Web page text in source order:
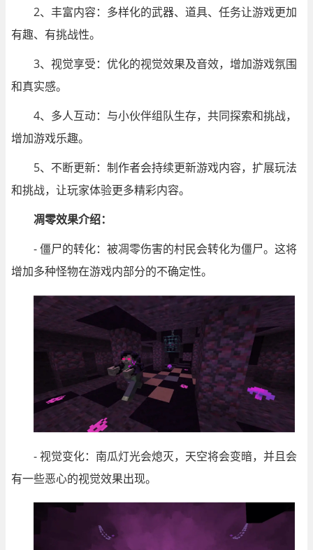
2、丰富内容：多样化的武器、道具、任务让游戏更加
有趣、有挑战性。
3、视觉享受：优化的视觉效果及音效，增加游戏氛围
和真实感。
4、多人互动：与小伙伴组队生存，共同探索和挑战，
增加游戏乐趣。
5、不断更新：制作者会持续更新游戏内容，扩展玩法
和挑战，让玩家体验更多精彩内容。
凋零效果介绍：
- 僵尸的转化：被凋零伤害的村民会转化为僵尸。这将
增加多种怪物在游戏内部分的不确定性。
- 视觉变化：南瓜灯光会熄灭，天空将会变暗，并且会
有一些恶心的视觉效果出现。